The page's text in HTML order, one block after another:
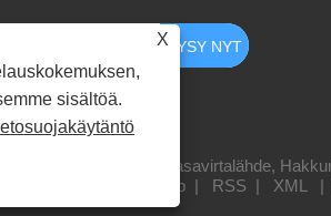
Co., LTD. - Tasavirtalähde,
Sitemap| RSS | XML |
X
sisältöä.